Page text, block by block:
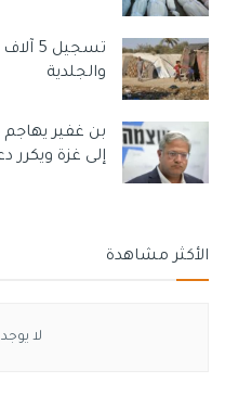
وسوم: الاحتلال
والجلدية
بن غفير يهاجم
إلى غزة ويكرر
الأكثر مشاهدة
لا